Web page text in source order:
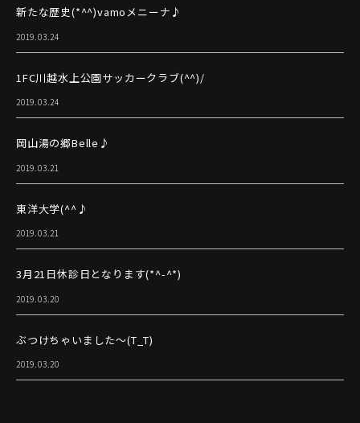
新たな歴史(*^^)vamoメニーナ♪
2019.03.24
1FC川越水上公園サッカークラブ(^^)/
2019.03.24
岡山湯の郷Belle♪
2019.03.21
東洋大学(^^♪
2019.03.21
3月21日休診日となります(*^-^*)
2019.03.20
ぶつけちゃいました～(T_T)
2019.03.20